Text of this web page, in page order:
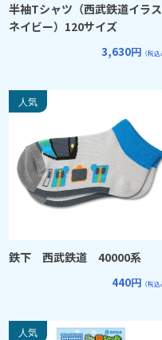
半袖Tシャツ（西武鉄道イラ
ネイビー）120サイズ
3,630円 （税込
鉄下 西武鉄道 40000系
440円 （税込